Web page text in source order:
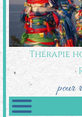
Thérapie
pour